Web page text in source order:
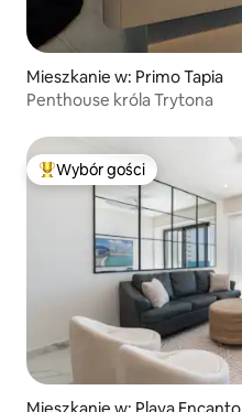
Mieszkanie w: Primo Tapia
Penthouse króla Trytona
Najpopularniejsze z
Wybór gości